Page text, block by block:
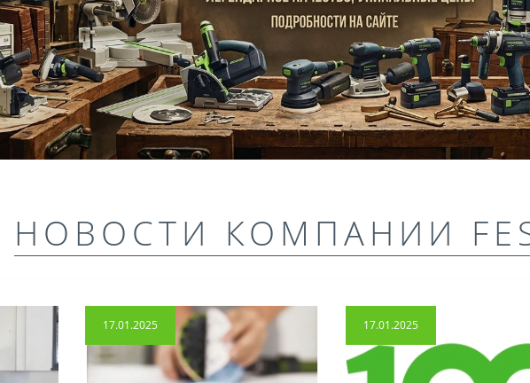
НОВОСТИ КОМПАНИИ
17.01.2025 17.01.2025